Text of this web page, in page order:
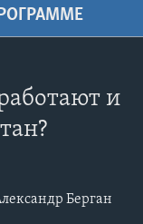
и
Берган